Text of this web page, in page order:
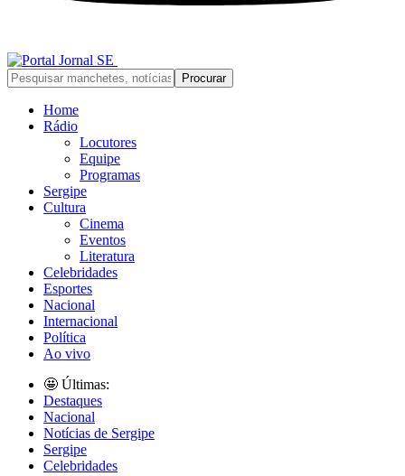
Home
Rádio
Locutores
Equipe
Programas
Sergipe
Cultura
Cinema
Eventos
Literatura
Celebridades
Esportes
Nacional
Internacional
Política
Ao vivo
🤩 Últimas:
Destaques
Nacional
Notícias de Sergipe
Sergipe
Celebridades